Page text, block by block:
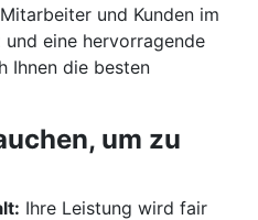
und Kunden im
eine hervorragende
Ihnen die besten
um zu
Ihre Leistung wird fair